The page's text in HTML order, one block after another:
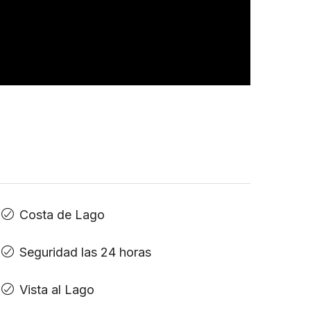
Costa de Lago
Seguridad las 24 horas
Vista al Lago